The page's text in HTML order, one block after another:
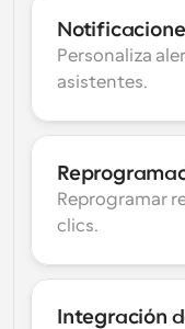
Personaliza
asistentes.
Reprogramar
clics.
Integración